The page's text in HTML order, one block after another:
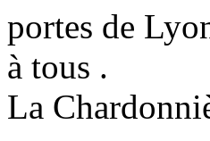
portes de
à tous .
La